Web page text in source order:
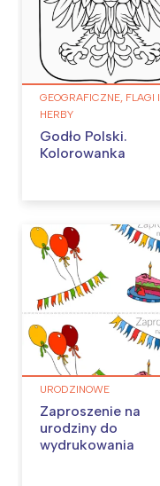
GEOGRAFICZNE, FLAGI I
HERBY
Godło Polski.
Kolorowanka
URODZINOWE
Zaproszenie na
urodziny do
wydrukowania